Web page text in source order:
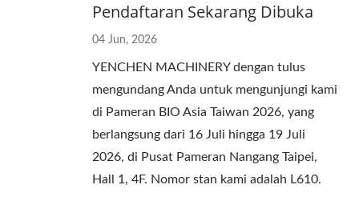
Pendaftaran Sekarang Dibuka
04 Jun, 2026
YENCHEN MACHINERY dengan tulus
mengundang Anda untuk mengunjungi kami
di Pameran BIO Asia Taiwan 2026, yang
berlangsung dari 16 Juli hingga 19 Juli
2026, di Pusat Pameran Nangang Taipei,
Hall 1, 4F. Nomor stan kami adalah L610.